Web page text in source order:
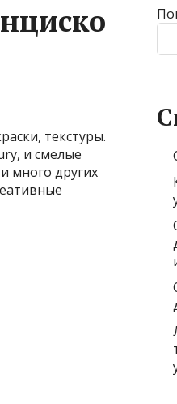
текстуры.
и смелые
много других